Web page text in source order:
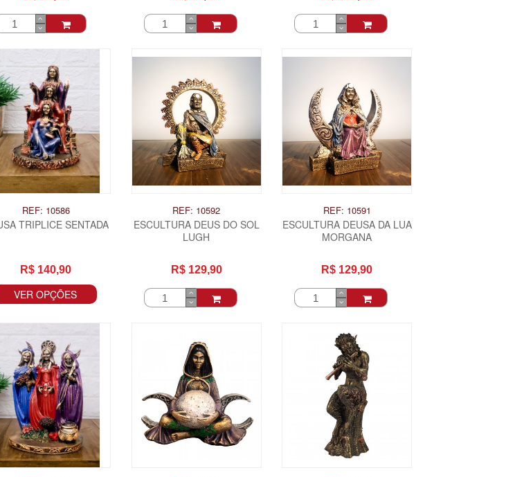
REF: 10586
TRIPLICE SENTADA
R$ 140,90
VER OPÇÕES
REF: 10592
ESCULTURA DEUS DO SOL
LUGH
R$ 129,90
REF: 10591
ESCULTURA DEUSA DA LUA
MORGANA
R$ 129,90